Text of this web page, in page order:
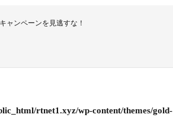
ャンペーンを見逃すな！
rtnet1.xyz/wp-content/themes/gold-